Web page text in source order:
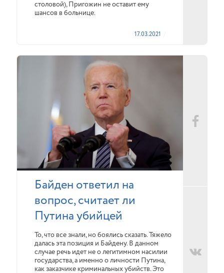
столовой), Пригожин не оставит ему
шансов в больнице.
17.03.2021
Байден ответил на
вопрос, считает ли
Путина убийцей
То, что все знали, но боялись сказать. Тяжело
далась эта позиция и Байдену. В данном
случае речь идет не о легитимном насилии
государства, а именно о личности Путина,
как заказчике криминальных убийств. Это